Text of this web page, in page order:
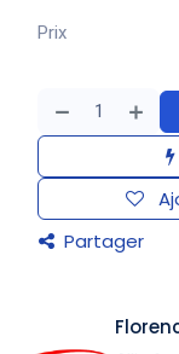
Partager
Prix